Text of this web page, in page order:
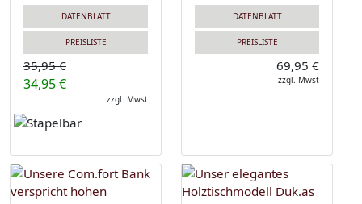
DATENBLATT
PREISLISTE
35,95 €
34,95 €
zzgl. Mwst
DATENBLATT
PREISLISTE
69,95 €
zzgl. Mwst